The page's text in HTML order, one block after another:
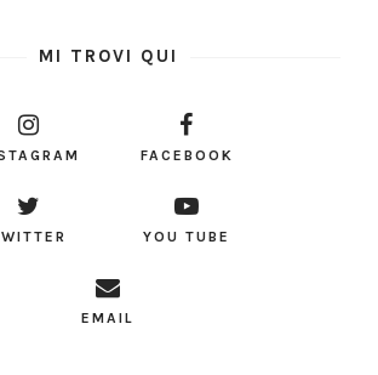
MI TROVI QUI
FACEBOOK
YOU TUBE
EMAIL